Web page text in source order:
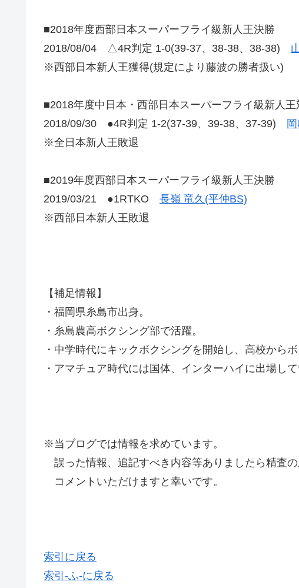
■2018年度西部日本スーパーフライ級新人王決勝
2018/08/04 △4R判定 1-0(39-37、38-38、38-38)
※西部日本新人王獲得(規定により藤波の勝者扱い)
■2018年度中日本・西部日本スーパーフライ級新人王
2018/09/30 ●4R判定 1-2(37-39、39-38、37-39)
※全日本新人王敗退
■2019年度西部日本スーパーフライ級新人王決勝
2019/03/21 ●1RTKO 長嶺 竜久(平仲BS)
※西部日本新人王敗退
【補足情報】
・福岡県糸島市出身。
・糸島農高ボクシング部で活躍。
・中学時代にキックボクシングを開始し、高校からボ
・アマチュア時代には国体、インターハイに出場して
※当ブログでは情報を求めています。
誤った情報、追記すべき内容等ありましたら精査
コメントいただけますと幸いです。
索引に戻る
索引-ふ-に戻る